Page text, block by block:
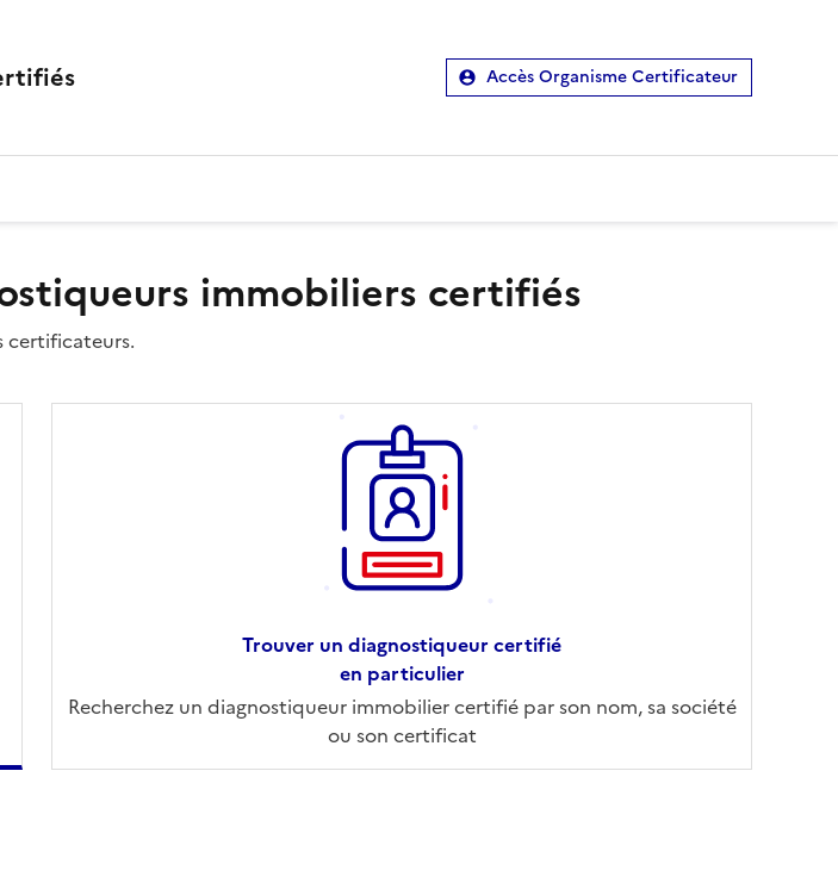
Accès Organisme Certificateur
immobiliers certifiés
certificateurs.
Trouver un diagnostiqueur certifié
en particulier
Recherchez un diagnostiqueur immobilier certifié par son nom, sa société
ou son certificat